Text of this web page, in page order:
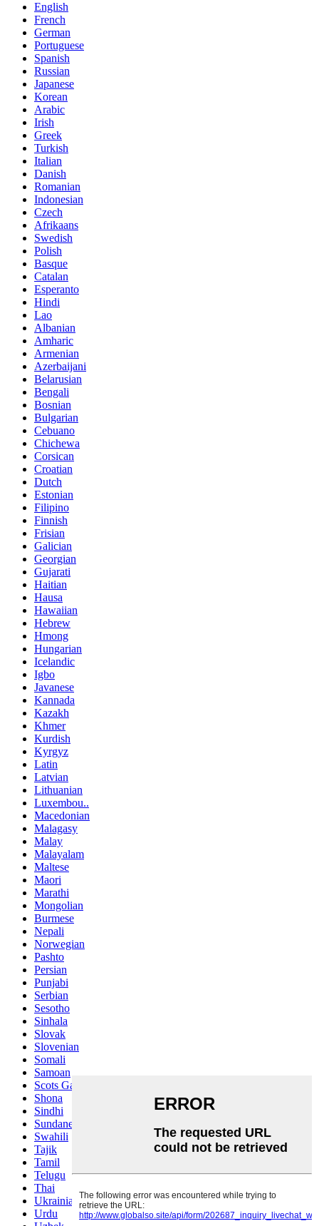
English
French
German
Portuguese
Spanish
Russian
Japanese
Korean
Arabic
Irish
Greek
Turkish
Italian
Danish
Romanian
Indonesian
Czech
Afrikaans
Swedish
Polish
Basque
Catalan
Esperanto
Hindi
Lao
Albanian
Amharic
Armenian
Azerbaijani
Belarusian
Bengali
Bosnian
Bulgarian
Cebuano
Chichewa
Corsican
Croatian
Dutch
Estonian
Filipino
Finnish
Frisian
Galician
Georgian
Gujarati
Haitian
Hausa
Hawaiian
Hebrew
Hmong
Hungarian
Icelandic
Igbo
Javanese
Kannada
Kazakh
Khmer
Kurdish
Kyrgyz
Latin
Latvian
Lithuanian
Luxembou..
Macedonian
Malagasy
Malay
Malayalam
Maltese
Maori
Marathi
Mongolian
Burmese
Nepali
Norwegian
Pashto
Persian
Punjabi
Serbian
Sesotho
Sinhala
Slovak
Slovenian
Somali
Samoan
Scots Gaelic
Shona
Sindhi
Sundanese
Swahili
Tajik
Tamil
Telugu
Thai
Ukrainian
Urdu